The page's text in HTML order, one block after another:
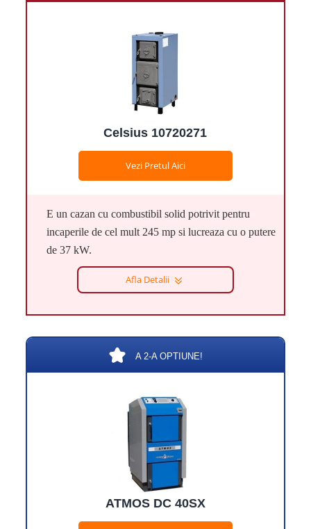
Celsius 10720271
Vezi Pretul Aici
E un cazan cu combustibil solid potrivit pentru
incaperile de cel mult 245 mp si lucreaza cu o putere
de 37 kW.
Afla Detalii
A 2-A OPTIUNE!
ATMOS DC 40SX